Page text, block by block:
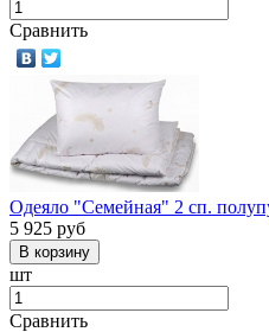
Сравнить
Одеяло "Семейная" 2 сп.
5 925 руб
шт
Сравнить